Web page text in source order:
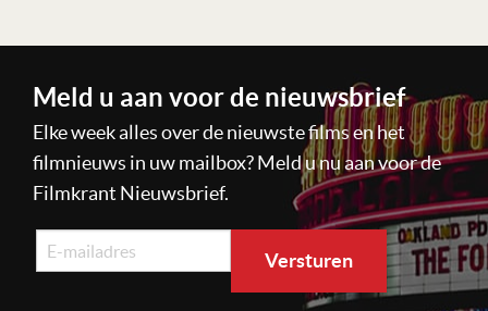
Meld u aan voor de nieuwsbrief
Elke week alles over de nieuwste films en het
filmnieuws in uw mailbox? Meld u nu aan voor de
Filmkrant Nieuwsbrief.